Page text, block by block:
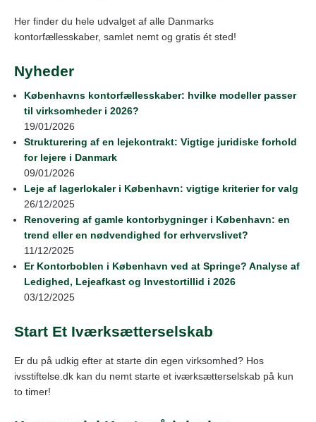
Her finder du hele udvalget af alle Danmarks
kontorfællesskaber, samlet nemt og gratis ét sted!
Nyheder
Københavns kontorfællesskaber: hvilke modeller passer
til virksomheder i 2026?
19/01/2026
Strukturering af en lejekontrakt: Vigtige juridiske forhold
for lejere i Danmark
09/01/2026
Leje af lagerlokaler i København: vigtige kriterier for valg
26/12/2025
Renovering af gamle kontorbygninger i København: en
trend eller en nødvendighed for erhvervslivet?
11/12/2025
Er Kontorboblen i København ved at Springe? Analyse af
Ledighed, Lejeafkast og Investortillid i 2026
03/12/2025
Start Et Iværksætterselskab
Er du på udkig efter at starte din egen virksomhed? Hos
ivsstiftelse.dk kan du nemt starte et iværksætterselskab på kun
to timer!